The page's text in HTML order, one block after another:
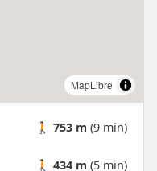
MapLibre
🚶 753 m (9 min)
🚶 434 m (5 min)